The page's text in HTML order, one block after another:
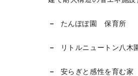
たんぽぽ園 保育所
リトルニュートン八木
安らぎと感性を育む